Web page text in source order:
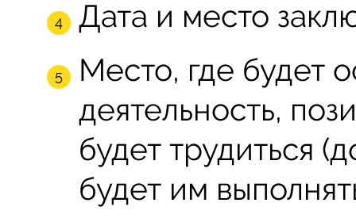
Дата и место
Место, где будет
деятельность,
будет трудиться
будет им